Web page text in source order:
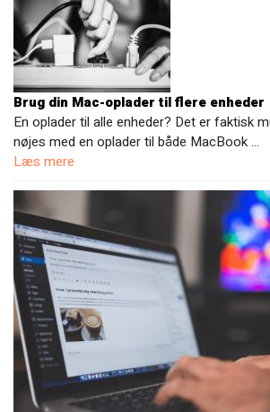
Brug din Mac-oplader til flere enheder
En oplader til alle enheder? Det er faktisk
nøjes med en oplader til både MacBook …
Læs mere